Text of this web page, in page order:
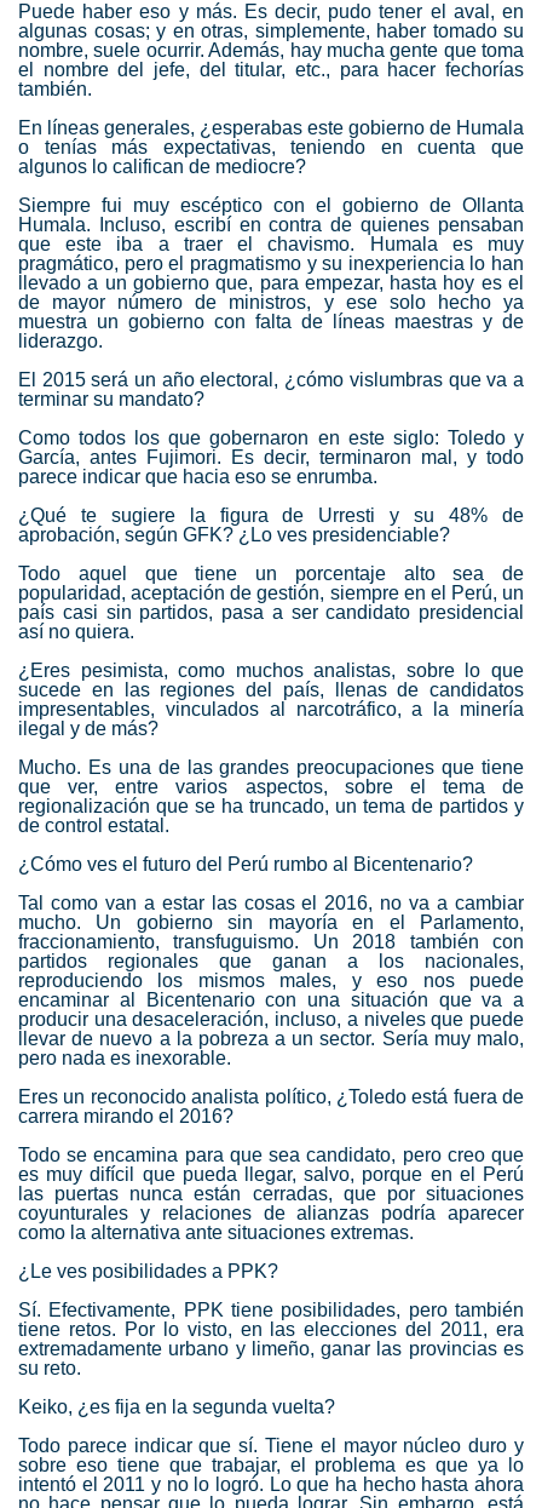
Puede haber eso y más. Es decir, pudo tener el aval, en
algunas cosas; y en otras, simplemente, haber tomado su
nombre, suele ocurrir. Además, hay mucha gente que toma
el nombre del jefe, del titular, etc., para hacer fechorías
también.
En líneas generales, ¿esperabas este gobierno de Humala
o tenías más expectativas, teniendo en cuenta que
algunos lo califican de mediocre?
Siempre fui muy escéptico con el gobierno de Ollanta
Humala. Incluso, escribí en contra de quienes pensaban
que este iba a traer el chavismo. Humala es muy
pragmático, pero el pragmatismo y su inexperiencia lo han
llevado a un gobierno que, para empezar, hasta hoy es el
de mayor número de ministros, y ese solo hecho ya
muestra un gobierno con falta de líneas maestras y de
liderazgo.
El 2015 será un año electoral, ¿cómo vislumbras que va a
terminar su mandato?
Como todos los que gobernaron en este siglo: Toledo y
García, antes Fujimori. Es decir, terminaron mal, y todo
parece indicar que hacia eso se enrumba.
¿Qué te sugiere la figura de Urresti y su 48% de
aprobación, según GFK? ¿Lo ves presidenciable?
Todo aquel que tiene un porcentaje alto sea de
popularidad, aceptación de gestión, siempre en el Perú, un
país casi sin partidos, pasa a ser candidato presidencial
así no quiera.
¿Eres pesimista, como muchos analistas, sobre lo que
sucede en las regiones del país, llenas de candidatos
impresentables, vinculados al narcotráfico, a la minería
ilegal y de más?
Mucho. Es una de las grandes preocupaciones que tiene
que ver, entre varios aspectos, sobre el tema de
regionalización que se ha truncado, un tema de partidos y
de control estatal.
¿Cómo ves el futuro del Perú rumbo al Bicentenario?
Tal como van a estar las cosas el 2016, no va a cambiar
mucho. Un gobierno sin mayoría en el Parlamento,
fraccionamiento, transfuguismo. Un 2018 también con
partidos regionales que ganan a los nacionales,
reproduciendo los mismos males, y eso nos puede
encaminar al Bicentenario con una situación que va a
producir una desaceleración, incluso, a niveles que puede
llevar de nuevo a la pobreza a un sector. Sería muy malo,
pero nada es inexorable.
Eres un reconocido analista político, ¿Toledo está fuera de
carrera mirando el 2016?
Todo se encamina para que sea candidato, pero creo que
es muy difícil que pueda llegar, salvo, porque en el Perú
las puertas nunca están cerradas, que por situaciones
coyunturales y relaciones de alianzas podría aparecer
como la alternativa ante situaciones extremas.
¿Le ves posibilidades a PPK?
Sí. Efectivamente, PPK tiene posibilidades, pero también
tiene retos. Por lo visto, en las elecciones del 2011, era
extremadamente urbano y limeño, ganar las provincias es
su reto.
Keiko, ¿es fija en la segunda vuelta?
Todo parece indicar que sí. Tiene el mayor núcleo duro y
sobre eso tiene que trabajar, el problema es que ya lo
intentó el 2011 y no lo logró. Lo que ha hecho hasta ahora